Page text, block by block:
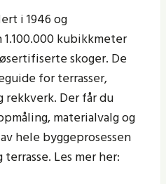
i 1946 og
kubikkmeter
skoger. De
for terrasser,
Der får du
materialvalg og
hele byggeprosessen
Les mer her: